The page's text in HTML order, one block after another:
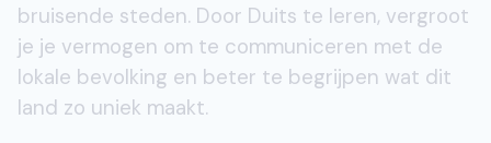
bruisende steden. Door Duits te leren, vergroot
je je vermogen om te communiceren met de
lokale bevolking en beter te begrijpen wat dit
land zo uniek maakt.